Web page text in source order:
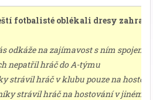
fotbalisté oblékali dresy
odkáže na zajímavost s ním spojenou
nepatřil hráč do A-týmu
strávil hráč v klubu pouze na
strávil hráč na hostování v jiném